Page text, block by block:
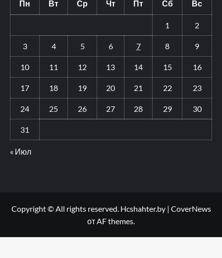
Пн Вт Ср Чт Пт Сб Вс
1 2
3 4 5 6 7 8 9
10 11 12 13 14 15 16
17 18 19 20 21 22 23
24 25 26 27 28 29 30
31
« Июл
Copyright © All rights reserved. Hcshahter.by | CoverNews
от AF themes.